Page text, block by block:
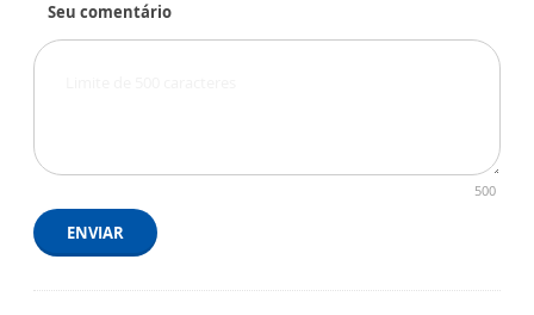
Seu comentário
500
ENVIAR